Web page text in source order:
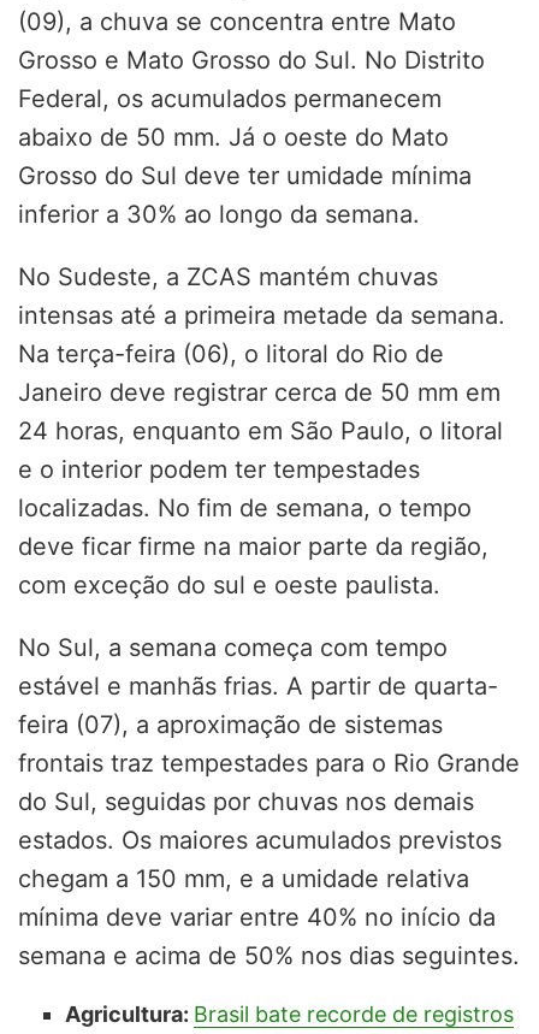
(09), a chuva se concentra entre Mato
Grosso e Mato Grosso do Sul. No Distrito
Federal, os acumulados permanecem
abaixo de 50 mm. Já o oeste do Mato
Grosso do Sul deve ter umidade mínima
inferior a 30% ao longo da semana.
No Sudeste, a ZCAS mantém chuvas
intensas até a primeira metade da semana.
Na terça-feira (06), o litoral do Rio de
Janeiro deve registrar cerca de 50 mm em
24 horas, enquanto em São Paulo, o litoral
e o interior podem ter tempestades
localizadas. No fim de semana, o tempo
deve ficar firme na maior parte da região,
com exceção do sul e oeste paulista.
No Sul, a semana começa com tempo
estável e manhãs frias. A partir de quarta-
feira (07), a aproximação de sistemas
frontais traz tempestades para o Rio Grande
do Sul, seguidas por chuvas nos demais
estados. Os maiores acumulados previstos
chegam a 150 mm, e a umidade relativa
mínima deve variar entre 40% no início da
semana e acima de 50% nos dias seguintes.
Agricultura: Brasil bate recorde de registros